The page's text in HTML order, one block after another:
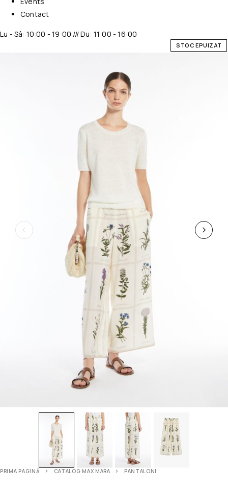
Contact
Lu - Sâ: 10:00 - 19:00 /// Du: 11:00 - 16:00
STOC EPUIZAT
PRIMA PAGINĂ CATALOG MAX MARA PANTALONI